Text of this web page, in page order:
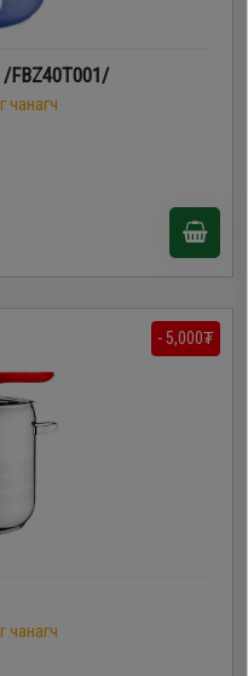
FBZ40T001/
чанагч
- 5,000₮
чанагч